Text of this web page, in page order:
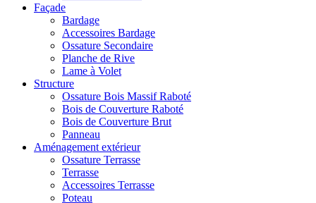
Façade
Bardage
Accessoires Bardage
Ossature Secondaire
Planche de Rive
Lame à Volet
Structure
Ossature Bois Massif Raboté
Bois de Couverture Raboté
Bois de Couverture Brut
Panneau
Aménagement extérieur
Ossature Terrasse
Terrasse
Accessoires Terrasse
Poteau